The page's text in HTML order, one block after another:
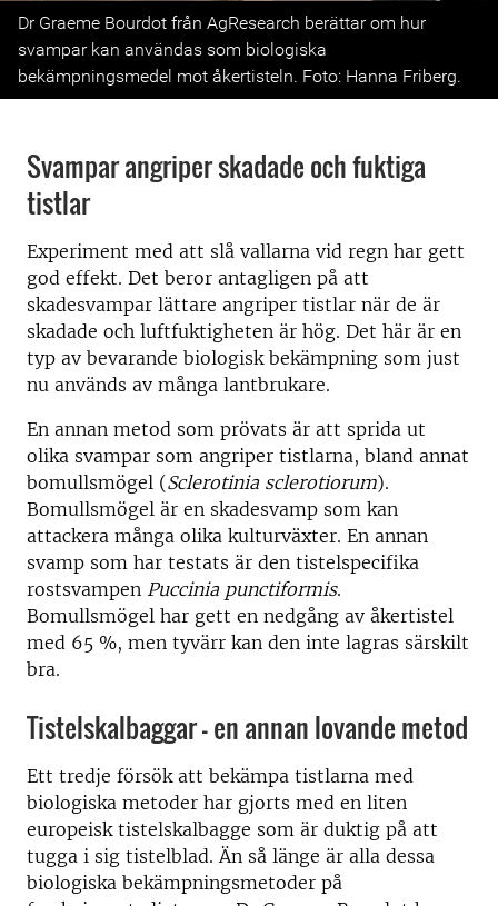
Previous
Dr Graeme Bourdot från AgResearch berättar om hur
svampar kan användas som biologiska
bekämpningsmedel mot åkertisteln. Foto: Hanna Friberg.
Svampar angriper skadade och fuktiga
tistlar
Experiment med att slå vallarna vid regn har gett
god effekt. Det beror antagligen på att
skadesvampar lättare angriper tistlar när de är
skadade och luftfuktigheten är hög. Det här är en
typ av bevarande biologisk bekämpning som just
nu används av många lantbrukare.
En annan metod som prövats är att sprida ut
olika svampar som angriper tistlarna, bland annat
bomullsmögel (Sclerotinia sclerotiorum).
Bomullsmögel är en skadesvamp som kan
attackera många olika kulturväxter. En annan
svamp som har testats är den tistelspecifika
rostsvampen Puccinia punctiformis.
Bomullsmögel har gett en nedgång av åkertistel
med 65 %, men tyvärr kan den inte lagras särskilt
bra.
Tistelskalbaggar - en annan lovande metod
Ett tredje försök att bekämpa tistlarna med
biologiska metoder har gjorts med en liten
europeisk tistelskalbagge som är duktig på att
tugga i sig tistelblad. Än så länge är alla dessa
biologiska bekämpningsmetoder på